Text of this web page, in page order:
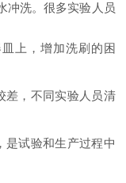
冲洗。很多实验人员
上，增加洗刷的困
差，不同实验人员清
是试验和生产过程中